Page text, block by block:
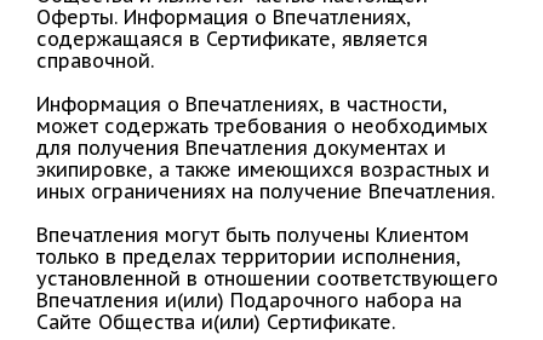
Оферты. Информация о Впечатлениях,
содержащаяся в Сертификате, является
справочной.
Информация о Впечатлениях, в частности,
может содержать требования о необходимых
для получения Впечатления документах и
экипировке, а также имеющихся возрастных и
иных ограничениях на получение Впечатления.
Впечатления могут быть получены Клиентом
только в пределах территории исполнения,
установленной в отношении соответствующего
Впечатления и(или) Подарочного набора на
Сайте Общества и(или) Сертификате.